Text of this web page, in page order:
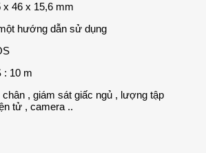
46 x 15,6 mm
hướng dẫn sử dụng
: 10 m
, giám sát giấc ngủ , lượng tập
tử , camera ..